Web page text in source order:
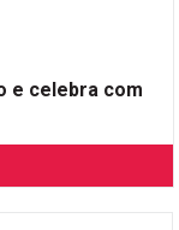
e celebra com